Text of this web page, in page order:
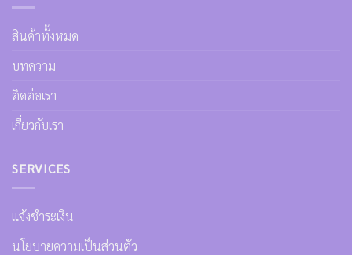
สินค้าทั้งหมด
บทความ
ติดต่อเรา
เกี่ยวกับเรา
SERVICES
แจ้งชำระเงิน
นโยบายความเป็นส่วนตัว